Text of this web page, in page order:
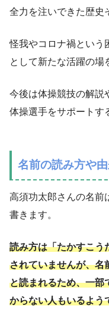
全力を注いできた歴史
怪我やコロナ禍という
として新たな活躍の場
今後は体操競技の解説
体操選手をサポートす
名前の読み方や
高須功太郎さんの名前
書きます。
読み方は「たかすこう
されていませんが、名
と読まれるため、一部
からない人もいるよう